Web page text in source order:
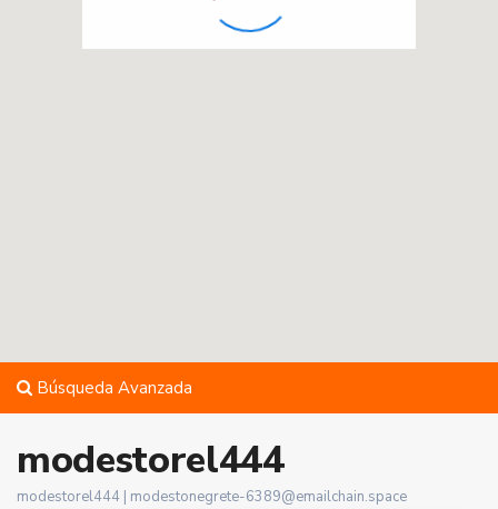
Búsqueda Avanzada
modestorel444
modestorel444 | modestonegrete-6389@emailchain.space